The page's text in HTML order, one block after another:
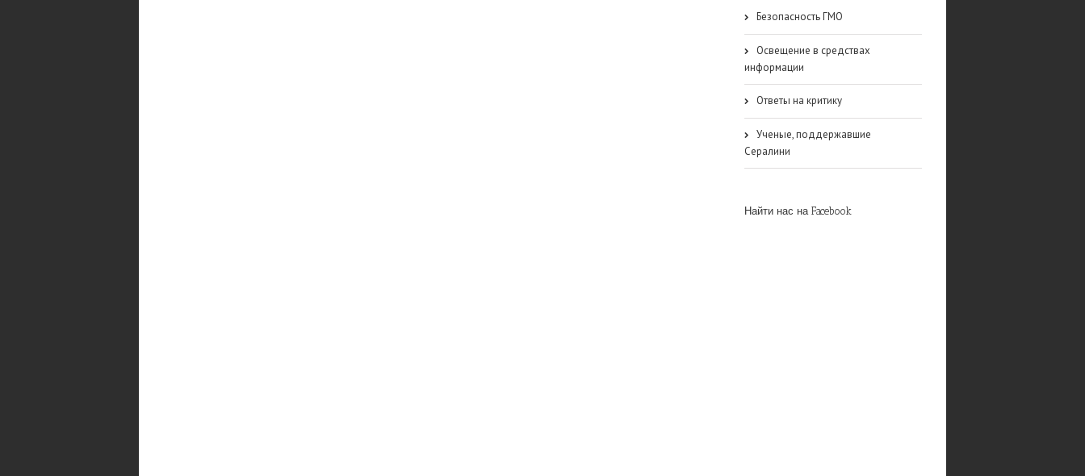
Безопасность ГМО
Освещение в средствах
информации
Ответы на критику
Ученые, поддержавшие
Сералини
Найти нас на Facebook